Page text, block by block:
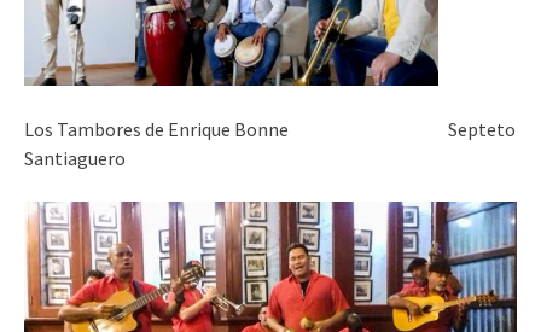
Los Tambores de Enrique Bonne Septeto
Santiaguero